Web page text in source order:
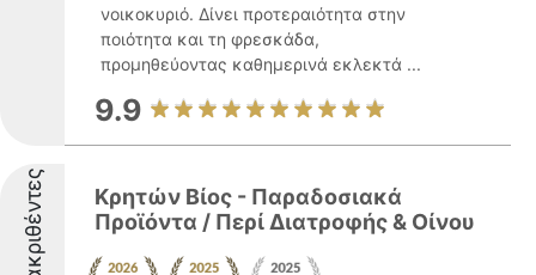
νοικοκυριό. Δίνει προτεραιότητα στην
ποιότητα και τη φρεσκάδα,
προμηθεύοντας καθημερινά εκλεκτά ...
9.9
Διακριθέντες
Κρητών Βίος - Παραδοσιακά
Προϊόντα / Περί Διατροφής & Οίνου